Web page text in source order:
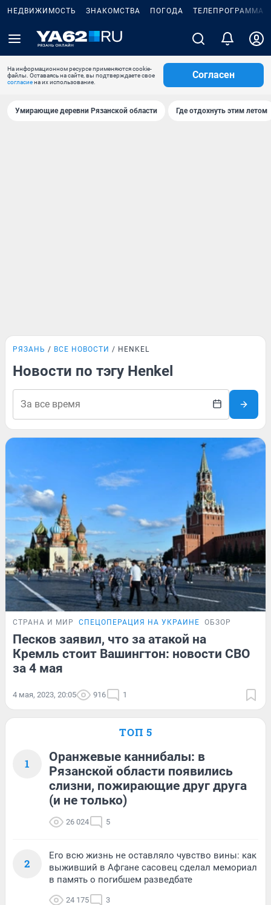
НЕДВИЖИМОСТЬ ЗНАКОМСТВА ПОГОДА ТЕЛЕПРОГРАММА
На информационном ресурсе применяются cookie-
файлы. Оставаясь на сайте, вы подтверждаете свое
согласиена их использование.
Согласен
Умирающие деревни Рязанской области Где отдохнуть этим летом
РЯЗАНЬ ВСЕ НОВОСТИ HENKEL
Новости по тэгу Henkel
СТРАНА И МИР СПЕЦОПЕРАЦИЯ НА УКРАИНЕ ОБЗОР
Песков заявил, что за атакой на
Кремль стоит Вашингтон: новости СВО
за 4 мая
4 мая, 2023, 20:05 916 1
ТОП 5
1
Оранжевые каннибалы: в
Рязанской области появились
слизни, пожирающие друг друга
(и не только)
26 024 5
2
Его всю жизнь не оставляло чувство вины: как
выживший в Афгане сасовец сделал мемориал
в память о погибшем разведбате
24 175 3